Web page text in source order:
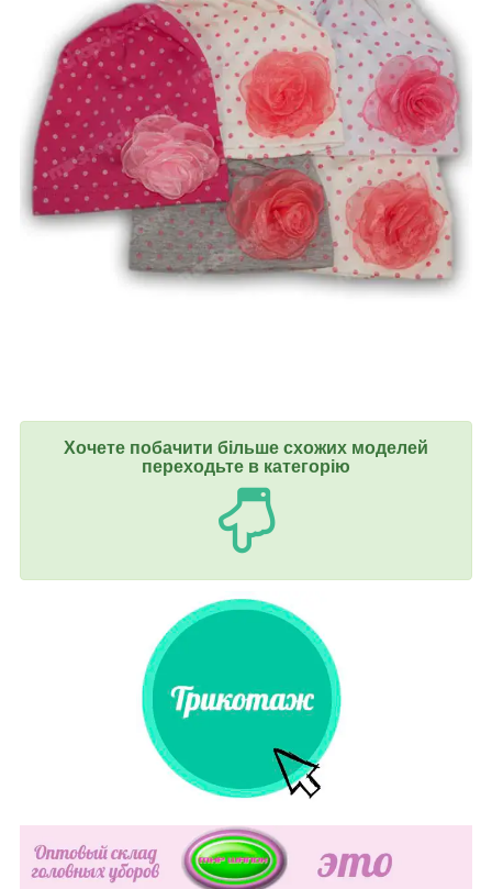
Хочете побачити більше схожих моделей
переходьте в категорію